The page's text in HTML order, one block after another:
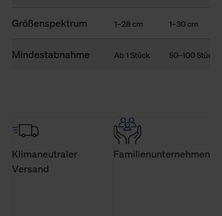
Größenspektrum 1–28 cm 1–30 cm
Mindestabnahme Ab 1 Stück 50–100 Stück
Klimaneutraler
Versand
Familienunternehmen